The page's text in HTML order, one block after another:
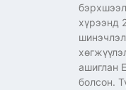
хүрээнд
ашиглан
болсон.